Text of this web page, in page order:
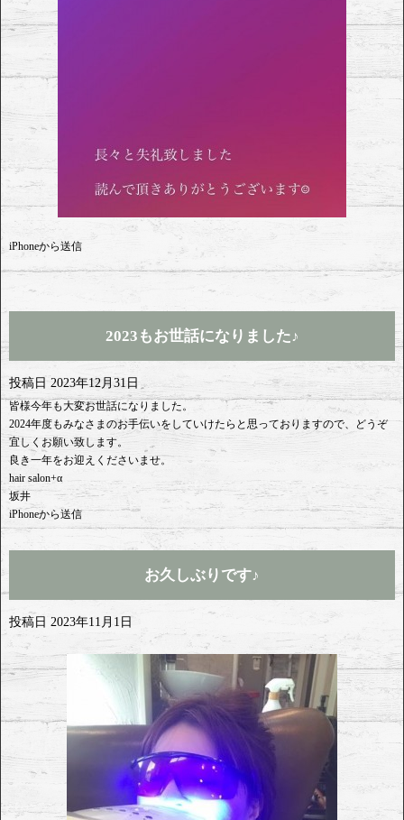
iPhoneから送信
2023もお世話になりました♪
投稿日 2023年12月31日
皆様今年も大変お世話になりました。
2024年度もみなさまのお手伝いをしていけたらと思っておりますので、どうぞ
宜しくお願い致します。
良き一年をお迎えくださいませ。
hair salon+α
坂井
iPhoneから送信
お久しぶりです♪
投稿日 2023年11月1日